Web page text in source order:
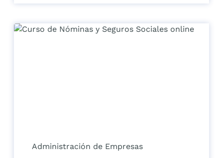
Administración de Empresas